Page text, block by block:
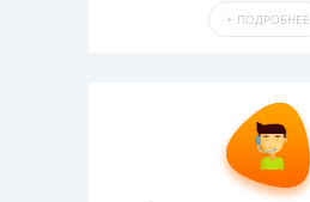
+ ПОДРОБНЕЕ